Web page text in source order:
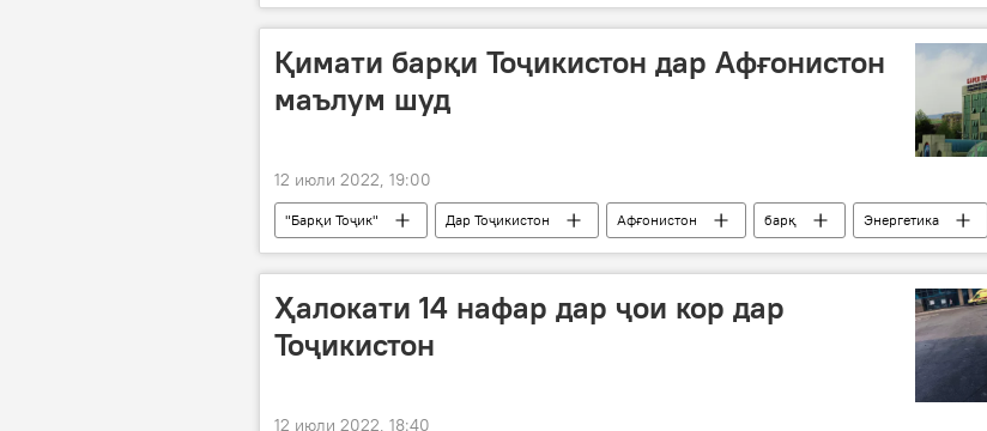
генерали артиш
Қимати барқи Тоҷикистон дар Афғонистон
маълум шуд
12 июли 2022, 19:00
"Барқи Тоҷик" Дар Тоҷикистон Афғонистон барқ
Энергетика
Ӯзбекистон
Ҳалокати 14 нафар дар ҷои кор дар
Тоҷикистон
12 июли 2022, 18:40